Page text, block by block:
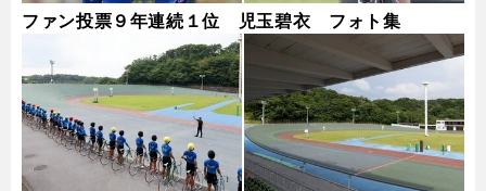
ファン投票９年連続１位 児玉碧衣 フォト集